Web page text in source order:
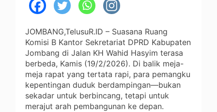
JOMBANG,TelusuR.ID – Suasana Ruang
Komisi B Kantor Sekretariat DPRD Kabupaten
Jombang di Jalan KH Wahid Hasyim terasa
berbeda, Kamis (19/2/2026). Di balik meja-
meja rapat yang tertata rapi, para pemangku
kepentingan duduk berdampingan—bukan
sekadar untuk berbincang, tetapi untuk
merajut arah pembangunan ke depan.